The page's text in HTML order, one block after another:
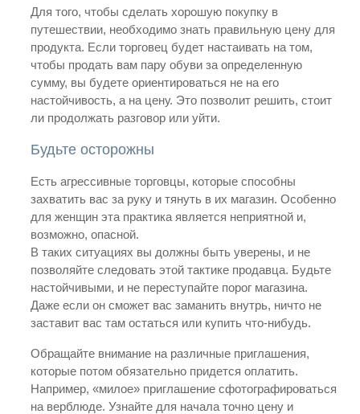
Для того, чтобы сделать хорошую покупку в
путешествии, необходимо знать правильную цену для
продукта. Если торговец будет настаивать на том,
чтобы продать вам пару обуви за определенную
сумму, вы будете ориентироваться не на его
настойчивость, а на цену. Это позволит решить, стоит
ли продолжать разговор или уйти.
Будьте осторожны
Есть агрессивные торговцы, которые способны
захватить вас за руку и тянуть в их магазин. Особенно
для женщин эта практика является неприятной и,
возможно, опасной.
В таких ситуациях вы должны быть уверены, и не
позволяйте следовать этой тактике продавца. Будьте
настойчивыми, и не переступайте порог магазина.
Даже если он сможет вас заманить внутрь, ничто не
заставит вас там остаться или купить что-нибудь.
Обращайте внимание на различные приглашения,
которые потом обязательно придется оплатить.
Например, «милое» приглашение сфотографироваться
на верблюде. Узнайте для начала точно цену и